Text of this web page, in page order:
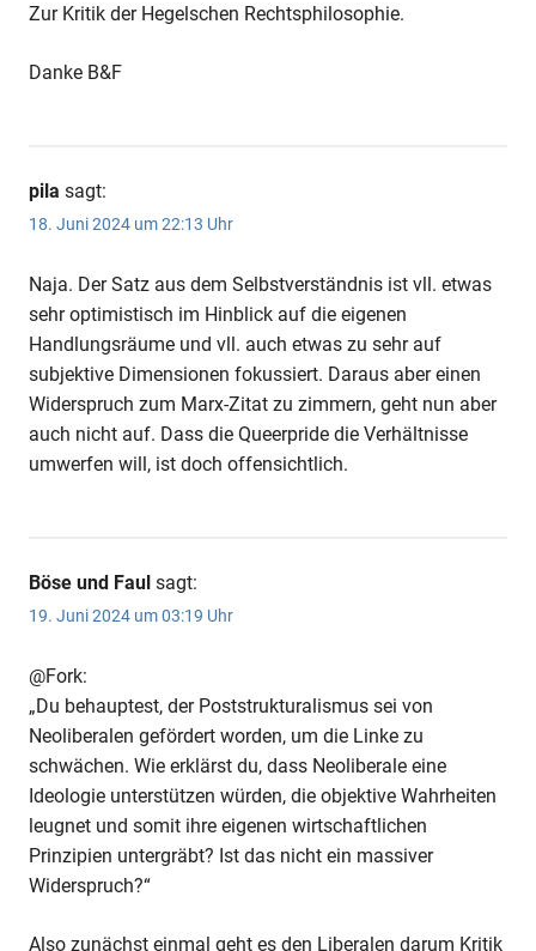
Zur Kritik der Hegelschen Rechtsphilosophie.
Danke B&F
pila sagt:
18. Juni 2024 um 22:13 Uhr
Naja. Der Satz aus dem Selbstverständnis ist vll. etwas
sehr optimistisch im Hinblick auf die eigenen
Handlungsräume und vll. auch etwas zu sehr auf
subjektive Dimensionen fokussiert. Daraus aber einen
Widerspruch zum Marx-Zitat zu zimmern, geht nun aber
auch nicht auf. Dass die Queerpride die Verhältnisse
umwerfen will, ist doch offensichtlich.
Böse und Faul sagt:
19. Juni 2024 um 03:19 Uhr
@Fork:
„Du behauptest, der Poststrukturalismus sei von
Neoliberalen gefördert worden, um die Linke zu
schwächen. Wie erklärst du, dass Neoliberale eine
Ideologie unterstützen würden, die objektive Wahrheiten
leugnet und somit ihre eigenen wirtschaftlichen
Prinzipien untergräbt? Ist das nicht ein massiver
Widerspruch?“
Also zunächst einmal geht es den Liberalen darum Kritik